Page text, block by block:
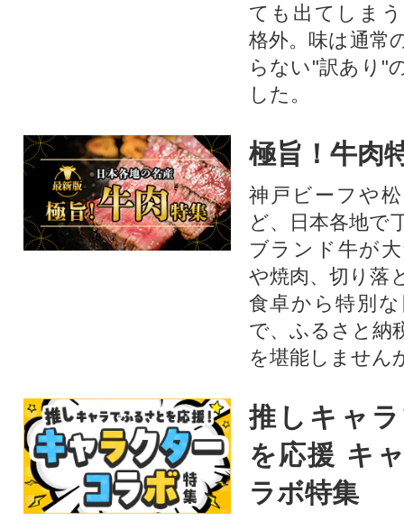
ても出てしま
格外。味は通常
らない"訳あり"
した。
極旨！牛肉
神戸ビーフや
ど、日本各地で
ブランド牛が
や焼肉、切り落
食卓から特別
で、ふるさと納
を堪能しません
推しキャ
を応援 キ
ラボ特集